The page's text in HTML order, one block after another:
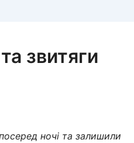
звитяги
ночі та залишили